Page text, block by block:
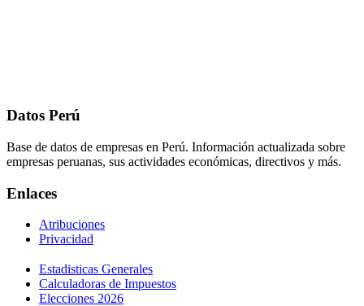
Datos Perú
Base de datos de empresas en Perú. Información actualizada sobre
empresas peruanas, sus actividades económicas, directivos y más.
Enlaces
Atribuciones
Privacidad
Estadisticas Generales
Calculadoras de Impuestos
Elecciones 2026